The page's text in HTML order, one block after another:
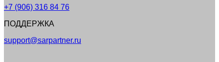
+7 (906) 316 84 76
ПОДДЕРЖКА
support@sarpartner.ru